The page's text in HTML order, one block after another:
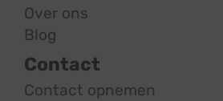
Over ons
Blog
Contact
Contact opnemen